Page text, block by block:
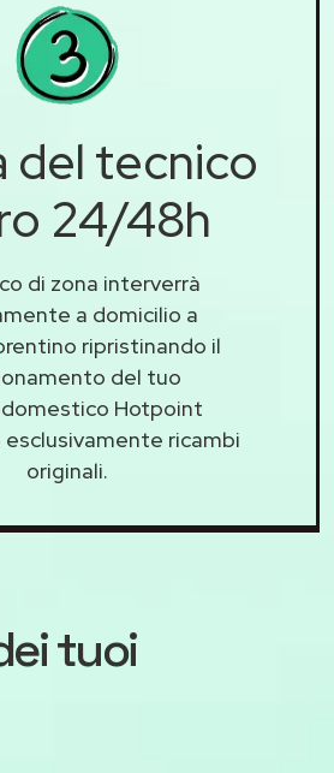
del tecnico
24/48h
di zona interverrà
a domicilio a
ripristinando il
del tuo
Hotpoint
ricambi
originali.
tuoi